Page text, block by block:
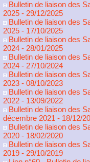
Bulletin de liaison des
2025 - 29/12/2025
Bulletin de liaison des
2025 - 17/10/2025
Bulletin de liaison des
2024 - 28/01/2025
Bulletin de liaison des
2024 - 27/10/2024
Bulletin de liaison des
2023 - 08/10/2023
Bulletin de liaison des
2022 - 13/09/2022
Bulletin de liaison des
décembre 2021 - 18/12/
Bulletin de liaison des
2020 - 18/02/2020
Bulletin de liaison des
2019 - 29/10/2019